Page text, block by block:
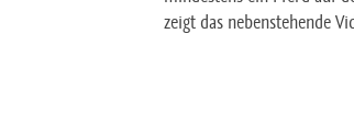
zeigt das nebenstehende